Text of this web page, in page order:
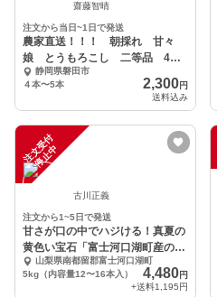
齋藤智晴
注文から当日~1日で発送
農家直送！！！ 朝採れ 甘々
娘 とうもろこし 二等品 4
本〜5本
静岡県磐田市
４本〜5本
2,300円
送料込み
注
文
受
付
停
止
中
古川正義
注文から1~5日で発送
甘さが口の中でハジける！真夏の
黄色い宝石「富士河口湖町産のと
うもろこし」
山梨県南都留郡富士河口湖町
5kg（内容量12〜16本入）
4,480円
+送料1,195円